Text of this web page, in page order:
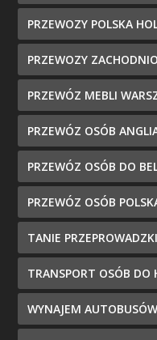
PRZEWOZY POLSKA
PRZEWOZY
PRZEWÓZ MEBLI
PRZEWÓZ OSÓB
PRZEWÓZ OSÓB DO
PRZEWÓZ OSÓB
TANIE
TRANSPORT OSÓB DO
WYNAJEM